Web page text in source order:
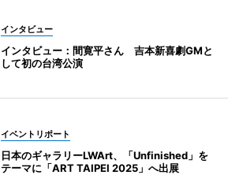
インタビュー
インタビュー：間寛平さん 吉本新喜劇GMと
して初の台湾公演
イベントリポート
日本のギャラリーLWArt、「Unfinished」を
テーマに「ART TAIPEI 2025」へ出展